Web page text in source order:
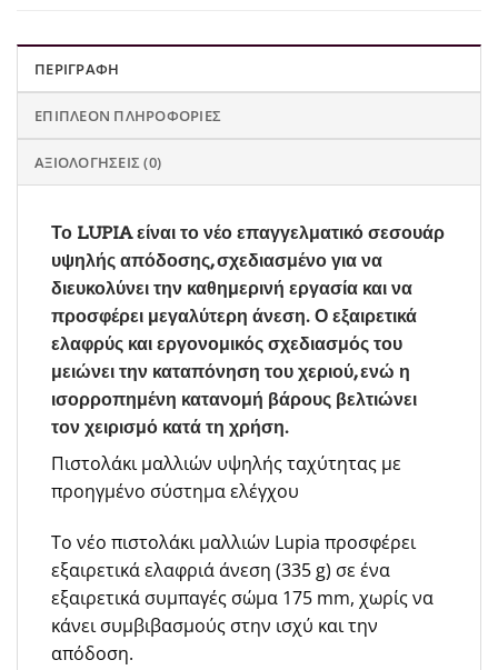
ΠΕΡΙΓΡΑΦΉ
ΕΠΙΠΛΈΟΝ ΠΛΗΡΟΦΟΡΊΕΣ
ΑΞΙΟΛΟΓΉΣΕΙΣ (0)
Το LUPIA είναι το νέο επαγγελματικό σεσουάρ
υψηλής απόδοσης, σχεδιασμένο για να
διευκολύνει την καθημερινή εργασία και να
προσφέρει μεγαλύτερη άνεση. Ο εξαιρετικά
ελαφρύς και εργονομικός σχεδιασμός του
μειώνει την καταπόνηση του χεριού, ενώ η
ισορροπημένη κατανομή βάρους βελτιώνει
τον χειρισμό κατά τη χρήση.
Πιστολάκι μαλλιών υψηλής ταχύτητας με
προηγμένο σύστημα ελέγχου
Το νέο πιστολάκι μαλλιών Lupia προσφέρει
εξαιρετικά ελαφριά άνεση (335 g) σε ένα
εξαιρετικά συμπαγές σώμα 175 mm, χωρίς να
κάνει συμβιβασμούς στην ισχύ και την
απόδοση.